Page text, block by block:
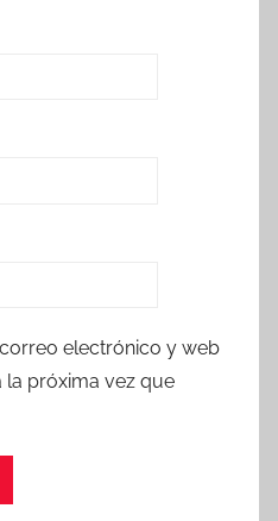
electrónico y web
la próxima vez que